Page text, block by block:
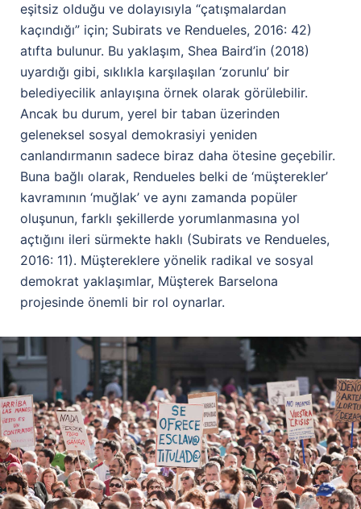
eşitsiz olduğu ve dolayısıyla “çatışmalardan
kaçındığı” için; Subirats ve Rendueles, 2016: 42)
atıfta bulunur. Bu yaklaşım, Shea Baird’in (2018)
uyardığı gibi, sıklıkla karşılaşılan ‘zorunlu’ bir
belediyecilik anlayışına örnek olarak görülebilir.
Ancak bu durum, yerel bir taban üzerinden
geleneksel sosyal demokrasiyi yeniden
canlandırmanın sadece biraz daha ötesine geçebilir.
Buna bağlı olarak, Rendueles belki de ‘müşterekler’
kavramının ‘muğlak’ ve aynı zamanda popüler
oluşunun, farklı şekillerde yorumlanmasına yol
açtığını ileri sürmekte haklı (Subirats ve Rendueles,
2016: 11). Müştereklere yönelik radikal ve sosyal
demokrat yaklaşımlar, Müşterek Barselona
projesinde önemli bir rol oynarlar.